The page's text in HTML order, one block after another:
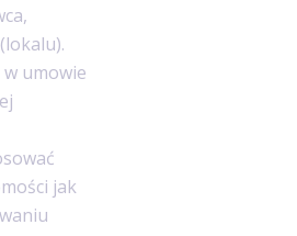
umowie
jak